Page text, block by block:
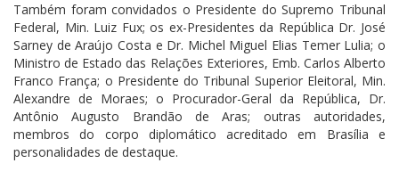
Também foram convidados o Presidente do Supremo Tribunal
Federal, Min. Luiz Fux; os ex-Presidentes da República Dr. José
Sarney de Araújo Costa e Dr. Michel Miguel Elias Temer Lulia; o
Ministro de Estado das Relações Exteriores, Emb. Carlos Alberto
Franco França; o Presidente do Tribunal Superior Eleitoral, Min.
Alexandre de Moraes; o Procurador-Geral da República, Dr.
Antônio Augusto Brandão de Aras; outras autoridades,
membros do corpo diplomático acreditado em Brasília e
personalidades de destaque.